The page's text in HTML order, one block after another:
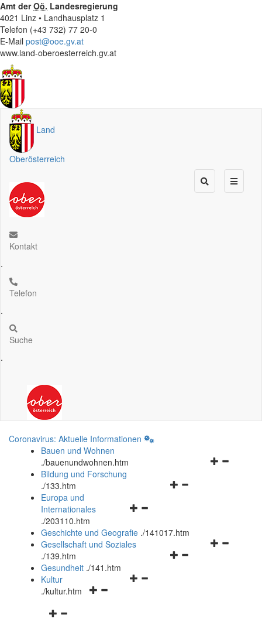
Amt derOö. Landesregierung
4021 Linz • Landhausplatz 1
Telefon (+43 732) 77 20-0
E-Mail post@ooe.gv.at
www.land-oberoesterreich.gv.at
Land
Oberösterreich
Kontakt
.
Telefon
.
Suche
.
Coronavirus: Aktuelle Informationen
Bauen und Wohnen
./bauenundwohnen.htm
Navigationsmenü
Bildung und Forschung
./133.htm
Navigationsmenü
und
schließen
Europa und
Internationales
./203110.htm
Geschichte und Geografie ./141017.htm
Navigationsmenü
Gesellschaft und Soziales
./139.htm
Navigationsmenü
Gesundheit ./141.htm
Navigationsmenü
Kultur
./kultur.htm
Navigationsmenü